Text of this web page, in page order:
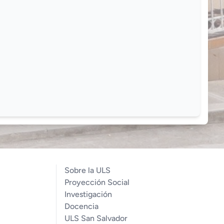
Sobre la ULS
Proyección Social
Investigación
Docencia
ULS San Salvador